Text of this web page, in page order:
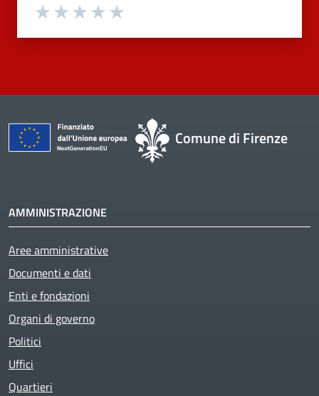
Valuta 4 stelle su 5
Valuta 3 stelle su 5
Valuta 2 stelle su 5
Valuta 1 stelle su 5
Comune di Firenze
AMMINISTRAZIONE
Aree amministrative
Documenti e dati
Enti e fondazioni
Organi di governo
Politici
Uffici
Quartieri